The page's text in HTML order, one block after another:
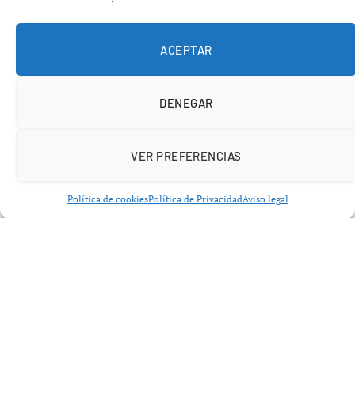
ACEPTAR
DENEGAR
VER PREFERENCIAS
Política de cookiesPolítica de PrivacidadAviso legal
explicado que aquella convivencia fue un auténtico
“máster” en gestión de la presión interna dentro de un